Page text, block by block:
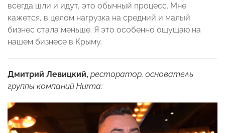
всегда шли и идут, это обычный процесс. Мне
кажется, в целом нагрузка на средний и малый
бизнес стала меньше. Я это особенно ощущаю на
нашем бизнесе в Крыму.
Дмитрий Левицкий, ресторатор, основатель
группы компаний Hurma: